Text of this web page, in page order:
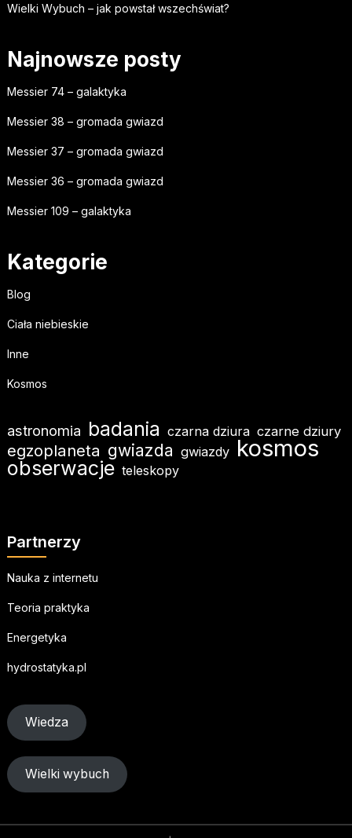
Wielki Wybuch – jak powstał wszechświat?
Najnowsze posty
Messier 74 – galaktyka
Messier 38 – gromada gwiazd
Messier 37 – gromada gwiazd
Messier 36 – gromada gwiazd
Messier 109 – galaktyka
Kategorie
Blog
Ciała niebieskie
Inne
Kosmos
astronomia badania czarna dziura czarne dziury
egzoplaneta gwiazda gwiazdy kosmos
obserwacje teleskopy
Partnerzy
Nauka z internetu
Teoria praktyka
Energetyka
hydrostatyka.pl
Wiedza
Wielki wybuch